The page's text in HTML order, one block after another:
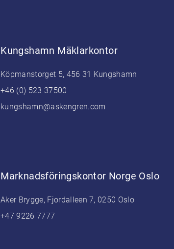
Kungshamn Mäklarkontor
Köpmanstorget 5, 456 31 Kungshamn
+46 (0) 523 37500
kungshamn@askengren.com
Marknadsföringskontor Norge Oslo
Aker Brygge, Fjordalleen 7, 0250 Oslo
+47 9226 7777